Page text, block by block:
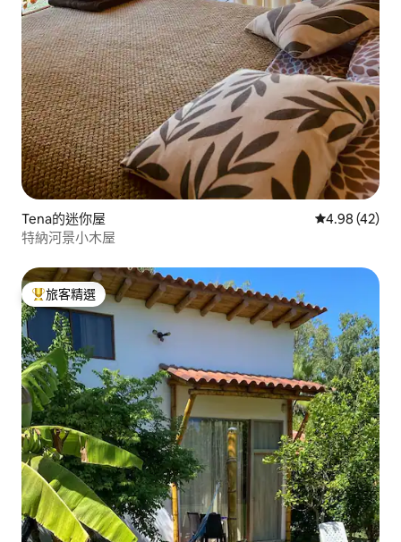
Tena的迷你屋 從 42 則評價
4.98 (42)
特納河景小木屋
旅客精選榜首
旅客精選